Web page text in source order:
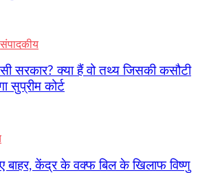
संपादकीय
सरकार? क्या हैं वो तथ्य जिसकी कसौटी
सुप्रीम कोर्ट
बाहर, केंद्र के वक्फ बिल के खिलाफ विष्णु